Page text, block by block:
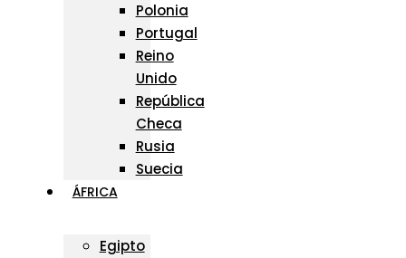
Polonia
Portugal
Reino
Unido
República
Checa
Rusia
Suecia
ÁFRICA
Egipto